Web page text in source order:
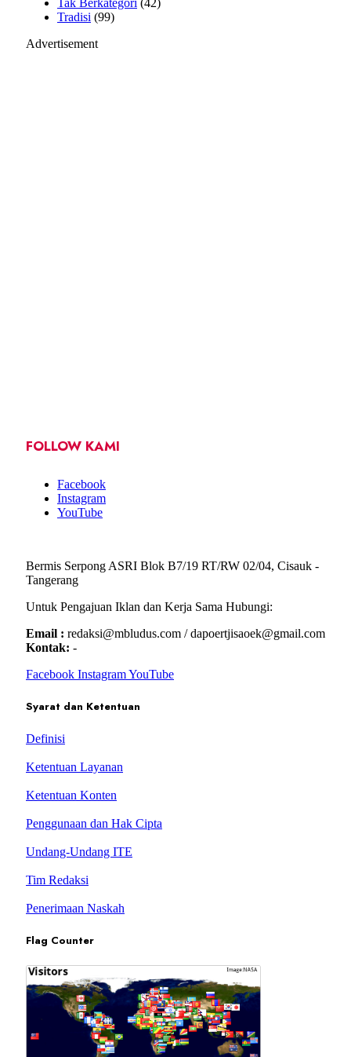
Tak Berkategori (42)
Tradisi (99)
Advertisement
FOLLOW KAMI
Facebook
Instagram
YouTube
Bermis Serpong ASRI Blok B7/19 RT/RW 02/04, Cisauk -
Tangerang
Untuk Pengajuan Iklan dan Kerja Sama Hubungi:
Email : redaksi@mbludus.com / dapoertjisaoek@gmail.com
Kontak: -
Facebook InstagramYouTube
Syarat dan Ketentuan
Definisi
Ketentuan Layanan
Ketentuan Konten
Penggunaan dan Hak Cipta
Undang-Undang ITE
Tim Redaksi
Penerimaan Naskah
Flag Counter